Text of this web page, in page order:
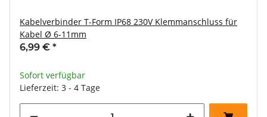
Kabelverbinder T-Form IP68 230V Klemmanschluss für
Kabel Ø 6-11mm
6,99 € *
Sofort verfügbar
Lieferzeit: 3 - 4 Tage